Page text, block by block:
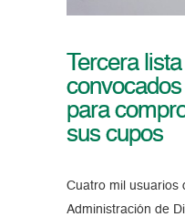
Tercera
para
sus cupos
Cuatro mil usuarios
Administración de